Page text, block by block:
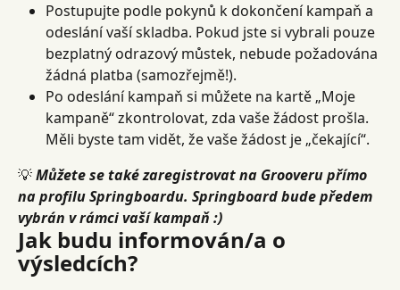
Postupujte podle pokynů k dokončení kampaň a
odeslání vaší skladba. Pokud jste si vybrali pouze
bezplatný odrazový můstek, nebude požadována
žádná platba (samozřejmě!).
Po odeslání kampaň si můžete na kartě „Moje
kampaně“ zkontrolovat, zda vaše žádost prošla.
Měli byste tam vidět, že vaše žádost je „čekající“.
💡 Můžete se také zaregistrovat na Grooveru přímo
na profilu Springboardu. Springboard bude předem
vybrán v rámci vaší kampaň :)
Jak budu informován/a o
výsledcích?